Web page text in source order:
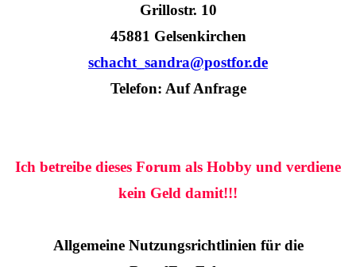
Grillostr. 10
45881 Gelsenkirchen
schacht_sandra@postfor.de
Telefon: Auf Anfrage
Ich betreibe dieses Forum als Hobby und verdiene
kein Geld damit!!!
Allgemeine Nutzungsrichtlinien für die